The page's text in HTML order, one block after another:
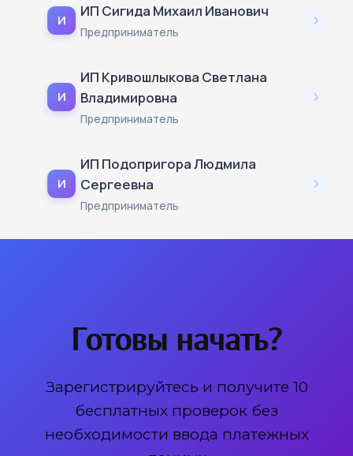
И
ИП Сигида Михаил Иванович
Предприниматель
И
ИП Кривошлыкова Светлана
Владимировна
Предприниматель
И
ИП Подопригора Людмила
Сергеевна
Предприниматель
Готовы начать?
Зарегистрируйтесь и получите 10
бесплатных проверок без
необходимости ввода платежных